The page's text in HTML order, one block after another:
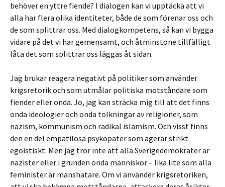
behöver en yttre fiende? I dialogen kan vi upptäcka att vi
alla har flera olika identiteter, både de som förenar oss och
de som splittrar oss. Med dialogkompetens, så kan vi bygga
vidare på det vi har gemensamt, och åtminstone tillfälligt
låta det som splittrar oss läggas åt sidan.
Jag brukar reagera negativt på politiker som använder
krigsretorik och som utmålar politiska motståndare som
fiender eller onda. Jo, jag kan sträcka mig till att det finns
onda ideologier och onda tolkningar av religioner, som
nazism, kommunism och radikal islamism. Och visst finns
den en del empatilösa psykopater som agerar strikt
egoistiskt. Men jag tror inte att alla Sverigedemokrater är
nazister eller i grunden onda människor – lika lite som alla
feminister är manshatare. Om vi använder krigsretoriken,